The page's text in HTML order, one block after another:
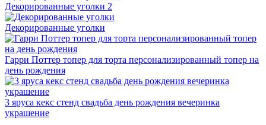
Декорированные уголки 2
Декорированные уголки
Гарри Поттер топер для торта персонализированный топер на
день рождения
3 яруса кекс стенд свадьба день рождения вечеринка
украшение